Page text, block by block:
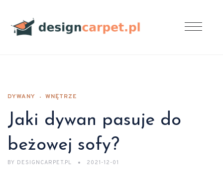
DYWANY WNĘTRZE
Jaki dywan pasuje do
beżowej sofy?
BY DESIGNCARPET.PL 2021-12-01